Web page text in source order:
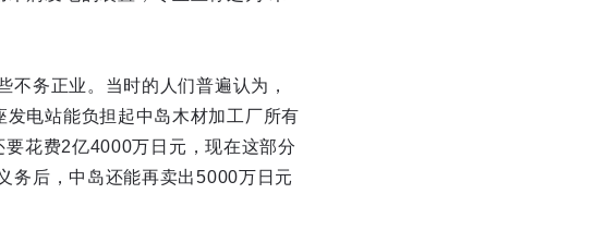
务正业。当时的人们普遍认为，
电站能负担起中岛木材加工厂所有
花费2亿4000万日元，现在这部分
务后，中岛还能再卖出5000万日元